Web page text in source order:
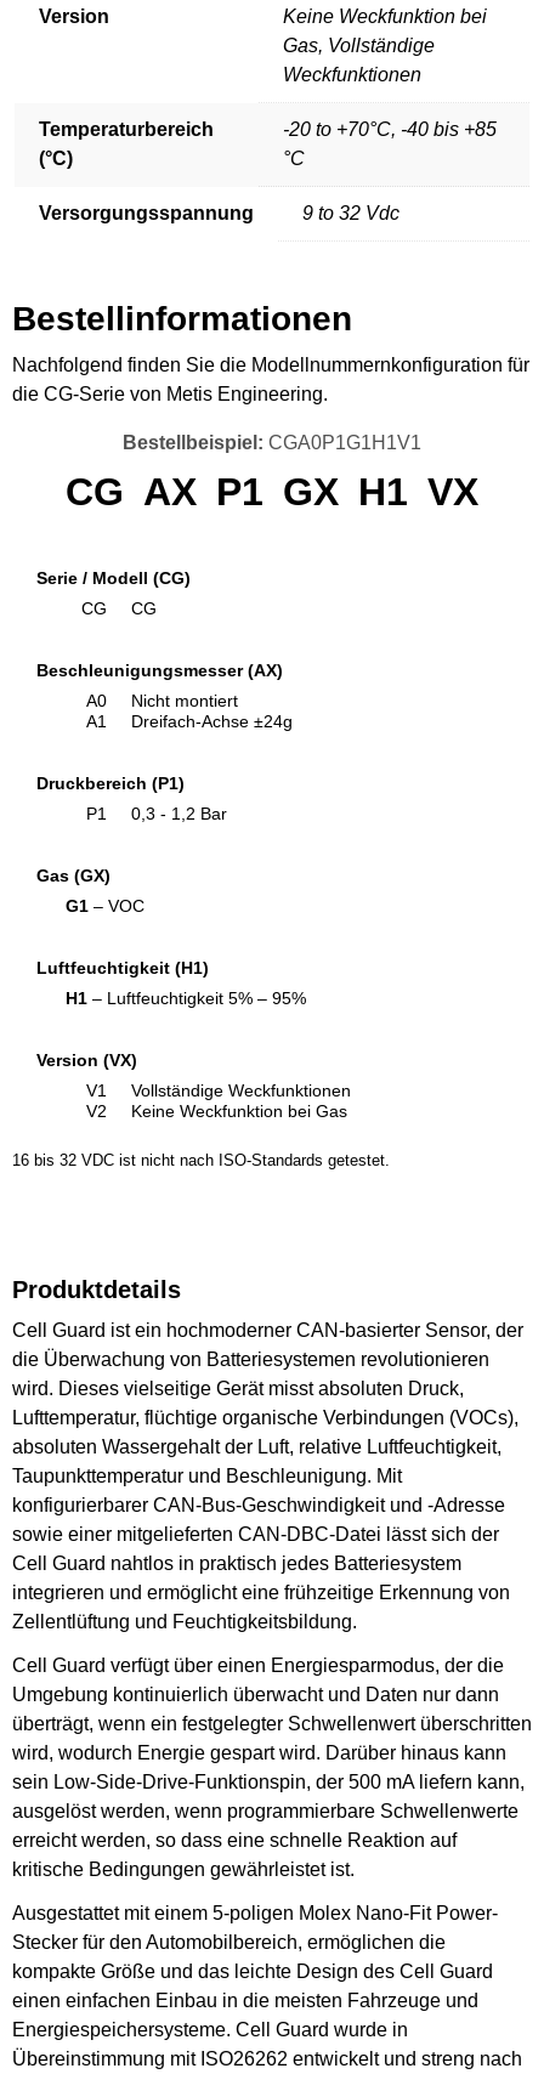
Produktdetails
Cell Guard ist ein hochmoderner CAN-basierter Sensor, der
die Überwachung von Batteriesystemen revolutionieren
wird. Dieses vielseitige Gerät misst absoluten Druck,
Lufttemperatur, flüchtige organische Verbindungen (VOCs),
absoluten Wassergehalt der Luft, relative Luftfeuchtigkeit,
Taupunkttemperatur und Beschleunigung. Mit
konfigurierbarer CAN-Bus-Geschwindigkeit und -Adresse
sowie einer mitgelieferten CAN-DBC-Datei lässt sich der
Cell Guard nahtlos in praktisch jedes Batteriesystem
integrieren und ermöglicht eine frühzeitige Erkennung von
Zellentlüftung und Feuchtigkeitsbildung.
Cell Guard verfügt über einen Energiesparmodus, der die
Umgebung kontinuierlich überwacht und Daten nur dann
überträgt, wenn ein festgelegter Schwellenwert überschritten
wird, wodurch Energie gespart wird. Darüber hinaus kann
sein Low-Side-Drive-Funktionspin, der 500 mA liefern kann,
ausgelöst werden, wenn programmierbare Schwellenwerte
erreicht werden, so dass eine schnelle Reaktion auf
kritische Bedingungen gewährleistet ist.
Ausgestattet mit einem 5-poligen Molex Nano-Fit Power-
Stecker für den Automobilbereich, ermöglichen die
kompakte Größe und das leichte Design des Cell Guard
einen einfachen Einbau in die meisten Fahrzeuge und
Energiespeichersysteme. Cell Guard wurde in
Übereinstimmung mit ISO26262 entwickelt und streng nach
Version
Keine Weckfunktion bei
Gas, Vollständige
Weckfunktionen
Temperaturbereich
(°C)
-20 to +70°C, -40 bis +85
°C
Versorgungsspannung 9 to 32 Vdc
Bestellinformationen
Nachfolgend finden Sie die Modellnummernkonfiguration für
die CG-Serie von ​Metis Engineering.
Bestellbeispiel: CGA0P1G1H1V1
CG AX P1 GX H1 VX
Serie / Modell (CG)
CG CG
Beschleunigungsmesser (AX)
A0
Nicht montiert
A1
Dreifach-Achse ±24g
Druckbereich (P1)
P1 0,3 - 1,2 Bar
Gas (GX)
G1 – VOC
Luftfeuchtigkeit (H1)
H1 – Luftfeuchtigkeit 5% – 95%
Version (VX)
V1
Vollständige Weckfunktionen
V2
Keine Weckfunktion bei Gas
16 bis 32 VDC ist nicht nach ISO-Standards getestet.